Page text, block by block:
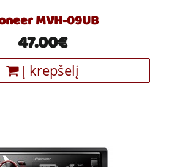
MVH-09UB
47.00€
Į krepšelį